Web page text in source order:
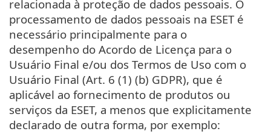
relacionada à proteção de dados pessoais. O
processamento de dados pessoais na ESET é
necessário principalmente para o
desempenho do Acordo de Licença para o
Usuário Final e/ou dos Termos de Uso com o
Usuário Final (Art. 6 (1) (b) GDPR), que é
aplicável ao fornecimento de produtos ou
serviços da ESET, a menos que explicitamente
declarado de outra forma, por exemplo: